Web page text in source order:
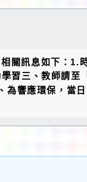
關訊息如下：
習三、教師請
響應環保，當